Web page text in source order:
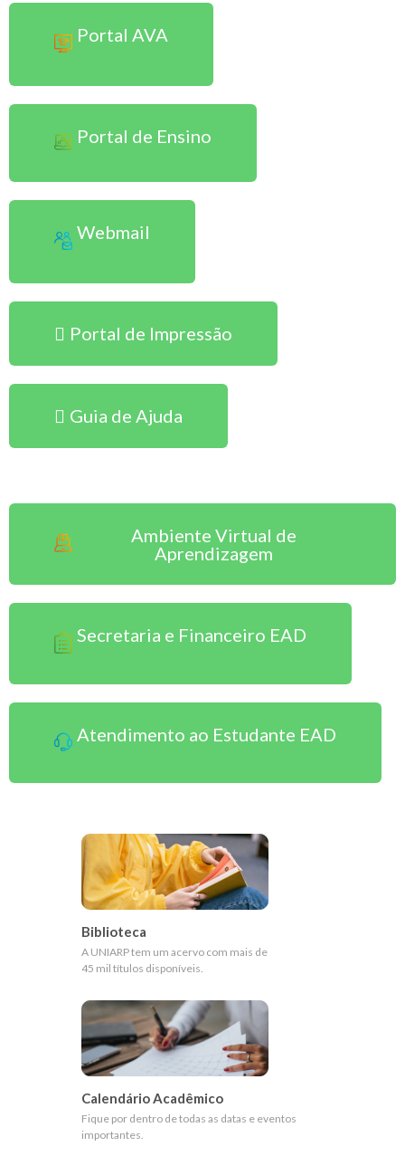
Portal AVA
Portal de Ensino
Webmail
Portal de Impressão
Guia de Ajuda
Ambiente Virtual de
Aprendizagem
Secretaria e Financeiro EAD
Atendimento ao Estudante EAD
Calendário Acadêmico
Fique por dentro de todas as datas e eventos
importantes.
Biblioteca
A UNIARP tem um acervo com mais de
45 mil títulos disponíveis.